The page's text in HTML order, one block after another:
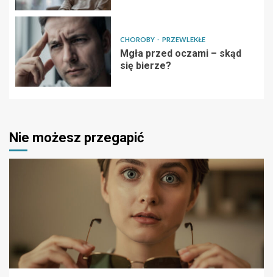
CHOROBY PRZEWLEKŁE
Mgła przed oczami – skąd
się bierze?
Nie możesz przegapić